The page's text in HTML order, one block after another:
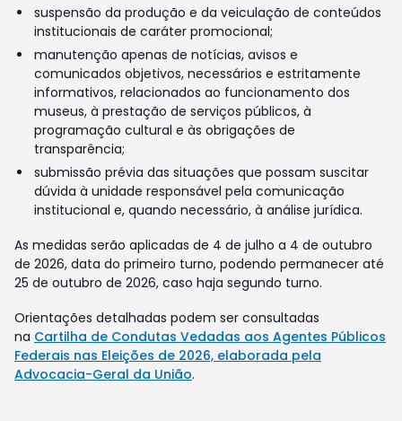
suspensão da produção e da veiculação de conteúdos
institucionais de caráter promocional;
manutenção apenas de notícias, avisos e
comunicados objetivos, necessários e estritamente
informativos, relacionados ao funcionamento dos
museus, à prestação de serviços públicos, à
programação cultural e às obrigações de
transparência;
submissão prévia das situações que possam suscitar
dúvida à unidade responsável pela comunicação
institucional e, quando necessário, à análise jurídica.
As medidas serão aplicadas de 4 de julho a 4 de outubro
de 2026, data do primeiro turno, podendo permanecer até
25 de outubro de 2026, caso haja segundo turno.
Orientações detalhadas podem ser consultadas
na Cartilha de Condutas Vedadas aos Agentes Públicos
Federais nas Eleições de 2026, elaborada pela
Advocacia-Geral da União.